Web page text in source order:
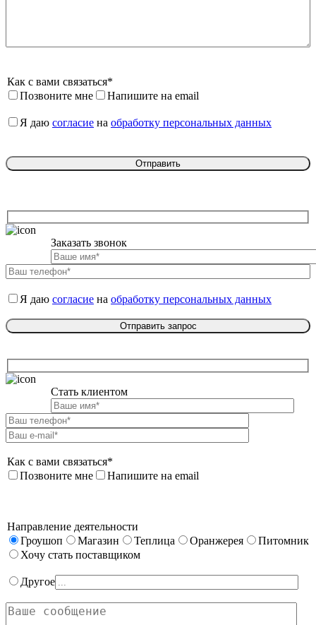
Как с вами связаться*
Позвоните мне
Напишите на email
Я даю согласие на обработку персональных данных
Заказать звонок
Я даю согласие на обработку персональных данных
Стать клиентом
Как с вами связаться*
Позвоните мне
Напишите на email
Направление деятельности
Гроушоп
Магазин Теплица Оранжерея
Питомник
Хочу стать поставщиком
Другое